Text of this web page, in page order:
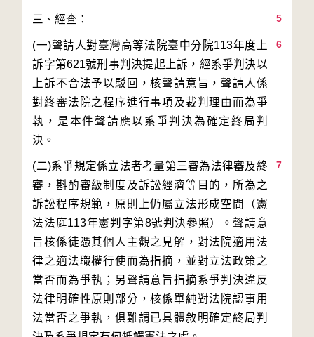
5
6
(一)聲請人對臺灣高等法院臺中分院113年度上
訴字第621號刑事判決提起上訴，經系爭判決以
上訴不合法予以駁回，核聲請意旨，聲請人係
對終審法院之程序進行事項及裁判理由而為爭
執，是本件聲請應以系爭判決為確定終局判
7
(二)系爭規定係立法者考量第三審為法律審及終
審，斟酌審級制度及訴訟經濟等目的，所為之
訴訟程序規範，原則上仍屬立法形成空間（憲
法法庭113年憲判字第8號判決參照）。聲請意
旨核係徒憑其個人主觀之見解，對法院適用法
律之適法職權行使而為指摘，並對立法政策之
當否而為爭執；另聲請意旨指摘系爭判決違反
法律明確性原則部分，核係單純對法院認事用
法當否之爭執，俱難謂已具體敘明確定終局判